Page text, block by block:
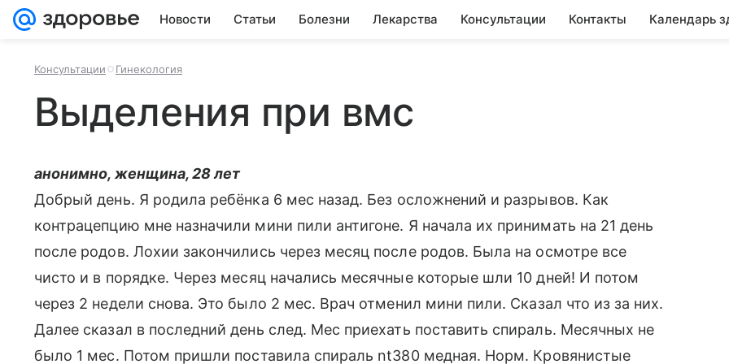
Новости Статьи Болезни Лекарства Консультации Контакты Календарь
Консультации Гинекология
Выделения при вмс
анонимно, женщина, 28 лет
Добрый день. Я родила ребёнка 6 мес назад. Без осложнений и разрывов. Как
контрацепцию мне назначили мини пили антигоне. Я начала их принимать на 21 день
после родов. Лохии закончились через месяц после родов. Была на осмотре все
чисто и в порядке. Через месяц начались месячные которые шли 10 дней! И потом
через 2 недели снова. Это было 2 мес. Врач отменил мини пили. Сказал что из за них.
Далее сказал в последний день след. Мес приехать поставить спираль. Месячных не
было 1 мес. Потом пришли поставила спираль nt380 медная. Норм. Кровянистые